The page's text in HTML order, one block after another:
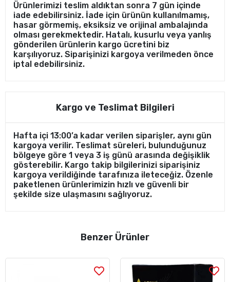
Ürünlerimizi teslim aldıktan sonra 7 gün içinde
iade edebilirsiniz. İade için ürünün kullanılmamış,
hasar görmemiş, eksiksiz ve orijinal ambalajında
olması gerekmektedir. Hatalı, kusurlu veya yanlış
gönderilen ürünlerin kargo ücretini biz
karşılıyoruz. Siparişinizi kargoya verilmeden önce
iptal edebilirsiniz.
Kargo ve Teslimat Bilgileri
Hafta içi 13:00’a kadar verilen siparişler, aynı gün
kargoya verilir. Teslimat süreleri, bulunduğunuz
bölgeye göre 1 veya 3 iş günü arasında değişiklik
gösterebilir. Kargo takip bilgilerinizi siparişiniz
kargoya verildiğinde tarafınıza ileteceğiz. Özenle
paketlenen ürünlerimizin hızlı ve güvenli bir
şekilde size ulaşmasını sağlıyoruz.
Benzer Ürünler